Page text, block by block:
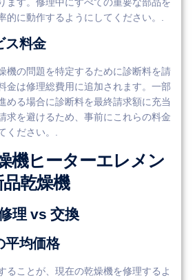
的に動作するようにしてください。.
ス料金
機の問題を特定するために診断料を請
金は修理総費用に追加されます。一部
める場合に診断料を最終請求額に充当
求を避けるため、事前にこれらの料金
ください。.
機ヒーターエレメン
品乾燥機
理 vs 交換
平均価格
ることが、現在の乾燥機を修理するよ